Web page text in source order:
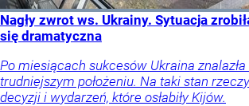
Nagły zwrot ws. Ukrainy. Sytuacja
się dramatyczna
Po miesiącach sukcesów Ukraina
trudniejszym położeniu. Na taki stan
decyzji i wydarzeń, które osłabiły Kijów.